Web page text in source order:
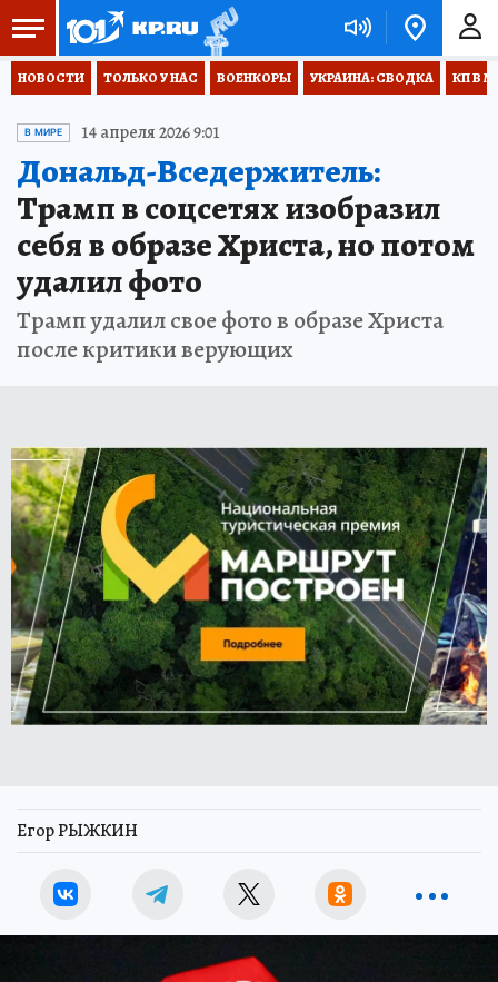
НОВОСТИ ТОЛЬКО У НАС ВОЕНКОРЫ УКРАИНА: СВОДКА КП В
В МИРЕ 14 апреля 2026 9:01
Дональд-Вседержитель:
Трамп в соцсетях изобразил
себя в образе Христа, но потом
удалил фото
Трамп удалил свое фото в образе Христа
после критики верующих
Егор РЫЖКИН